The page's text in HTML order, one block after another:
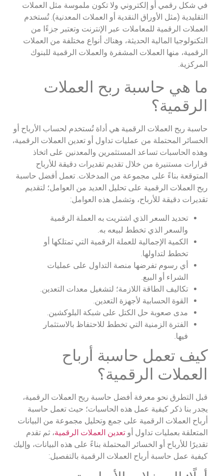
في شكل رقمي أو إلكتروني ولا تكون ملموسة مثل العملات
التقليدية (مثل الأوراق النقدية أو العملات المعدنية). تُستخدم
العملات الرقمية للمعاملات عبر الإنترنت وتعتبر جزءًا من
التكنولوجيا المالية الحديثة، وهناك أنواع مختلفة من العملات
الرقمية، منها العملات المشفرة والعملات الرقمية للبنوك
المركزية.
ما هي حاسبة ربح العملات
الرقمية؟
حاسبة ربح العملات الرقمية هي أداة تُستخدم لحساب الأرباح أو
الخسائر المحتملة من عمليات تداول أو تعدين العملات الرقمية،
وهذه الحاسبات تساعد المستثمرين والمعدنين على اتخاذ
قرارات مستنيرة من خلال تقديم تقديرات دقيقة للأرباح
المتوقعة بناءً على مجموعة من المدخلات. تعمل أفضل حاسبة
ربح العملات الرقمية على تحليل العديد من العوامل؛ لتقديم
تقديرات دقيقة للأرباح، وتشمل هذه العوامل:
تحديد السعر الذي اشتريت به العملة الرقمية
والسعر الذي تخطط لبيعه به.
الكمية الإجمالية للعملة الرقمية التي تمتلكها أو
تخطط لتداولها.
أي رسوم تفرضها منصة التداول على عمليات
الشراء أو البيع.
تكاليف الطاقة اللازمة؛ لتشغيل معدات التعدين.
القوة الحسابية لأجهزة التعدين.
مدى صعوبة حل الكتل على شبكة البلوكشين.
الفترة الزمنية التي تخطط للاحتفاظ بالاستثمار
فيها.
كيف تعمل حاسبة أرباح
العملات الرقمية؟
قبل التطرق نحو معرفة أفضل حاسبة ربح العملات الرقمية،
يجدر بنا ذكر كيفية عمل هذه الحاسبات؛ حيث تعمل حاسبة
أرباح العملات الرقمية على جمع وتحليل مجموعة من البيانات
المتعلقة بعمليات تداول أو تعدين العملات الرقمية، ثم تقدم
تقديرًا للأرباح أو الخسائر المحتملة بناءً على هذه البيانات، وإليك
كيفية عمل حاسبة أرباح العملات الرقمية بالتفصيل: